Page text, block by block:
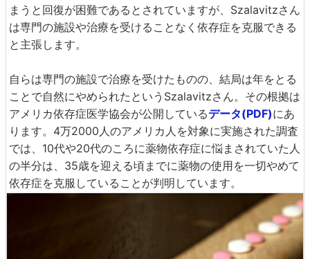
まうと回復が困難であるとされていますが、Szalavitzさん
は専門の施設や治療を受けることなく依存症を克服できる
と主張します。
自らは専門の施設で治療を受けたものの、結局は年をとる
ことで自然にやめられたというSzalavitzさん。その根拠は
アメリカ依存症医学協会が公開しているデータ(PDF)にあ
ります。4万2000人のアメリカ人を対象に実施された調査
では、10代や20代のころに薬物依存症に悩まされていた人
の半分は、35歳を迎える頃までに薬物の使用を一切やめて
依存症を克服していることが判明しています。